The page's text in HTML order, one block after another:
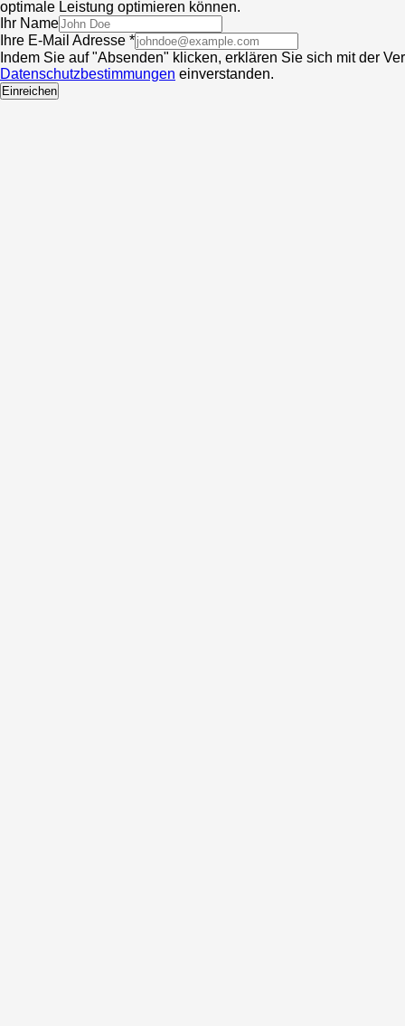
optimale Leistung optimieren können.
Ihr Name
Ihre E-Mail Adresse *
Indem Sie auf "Absenden" klicken, erklären Sie sich mit der
Datenschutzbestimmungen einverstanden.